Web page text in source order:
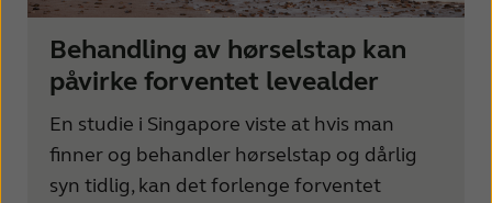
Behandling av hørselstap kan
påvirke forventet levealder
En studie i Singapore viste at hvis man
finner og behandler hørselstap og dårlig
syn tidlig, kan det forlenge forventet